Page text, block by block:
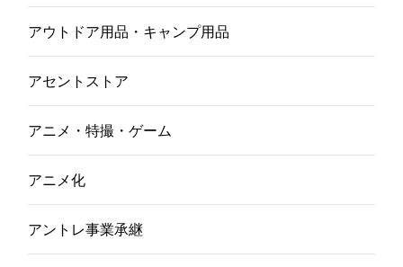
アウトドア用品・キャンプ用品
アセントストア
アニメ・特撮・ゲーム
アニメ化
アントレ事業承継